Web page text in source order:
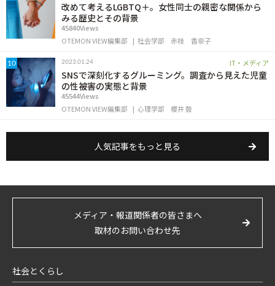
改めて考えるLGBTQ＋。女性同士の親密な関係から
みる歴史とその背景
45840Views
OTEMON VIEW編集部
社会学部 赤枝 香奈子
10 2023.01.24 IT・メディア
SNSで深刻化するグルーミング。調査から見えた児童
の性被害の実態と背景
45544Views
OTEMON VIEW編集部
心理学部 櫻井 鼓
人気記事をもっと見る
メディア・報道関係者の皆さまへ
取材のお問い合わせ先
社会とくらし